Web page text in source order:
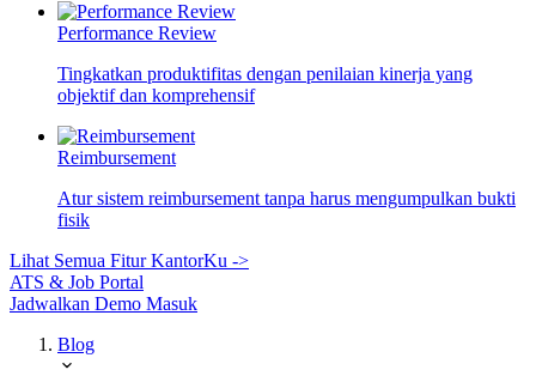
Performance Review
Tingkatkan produktifitas dengan penilaian kinerja yang
objektif dan komprehensif
Reimbursement
Atur sistem reimbursement tanpa harus mengumpulkan bukti
fisik
Lihat Semua Fitur KantorKu ->
ATS & Job Portal
Jadwalkan Demo Masuk
Blog